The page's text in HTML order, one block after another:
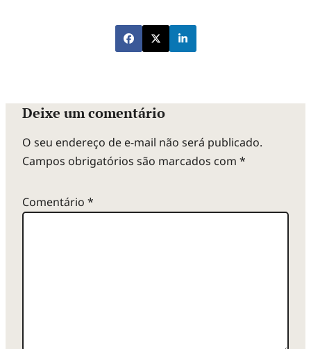
Deixe um comentário
O seu endereço de e-mail não será publicado.
Campos obrigatórios são marcados com *
Comentário *